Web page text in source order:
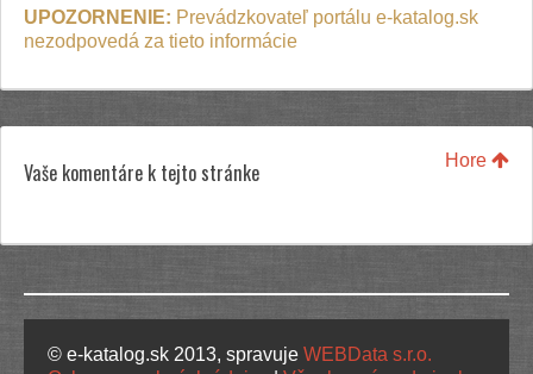
UPOZORNENIE: Prevádzkovateľ portálu e-katalog.sk
nezodpovedá za tieto informácie
Hore
Vaše komentáre k tejto stránke
© e-katalog.sk 2013, spravuje WEBData s.r.o.